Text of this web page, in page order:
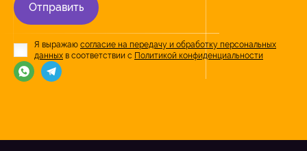
Отправить
Я выражаю согласие на передачу и обработку персональных
данных в соответствии с Политикой конфиденциальности